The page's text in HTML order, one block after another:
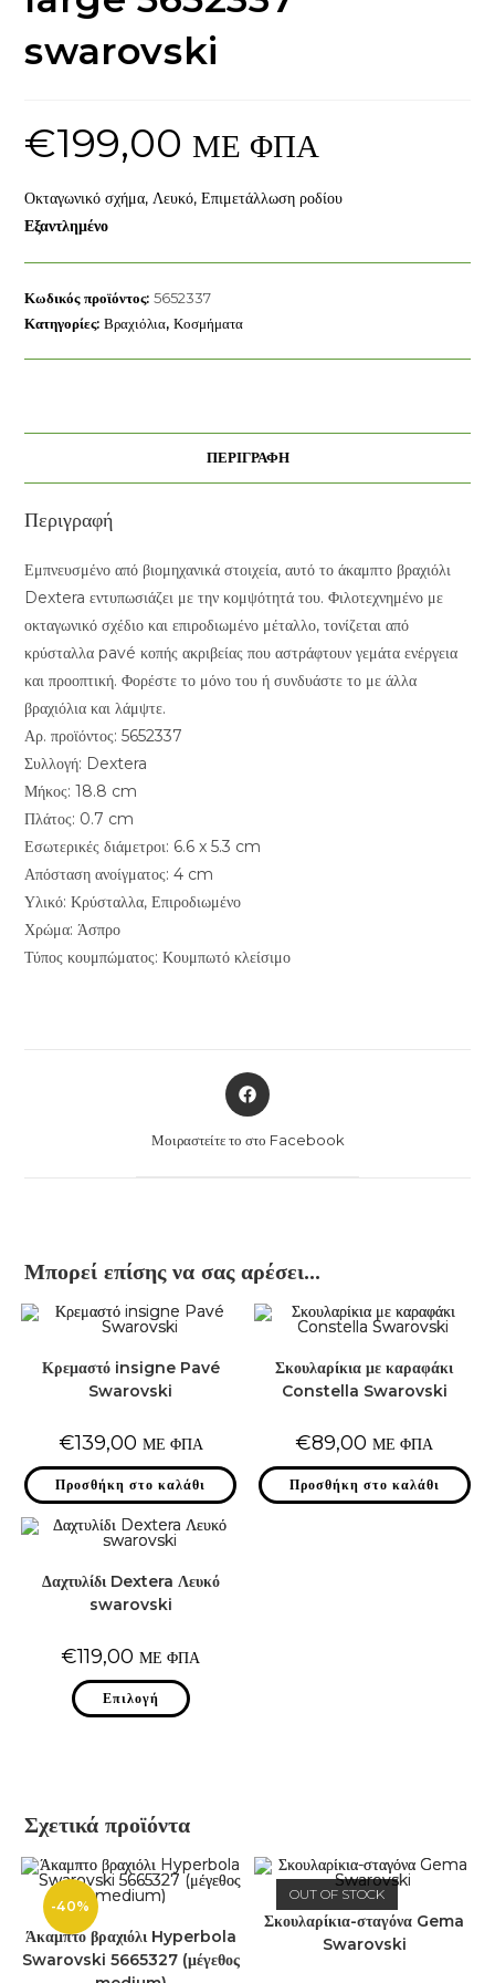
swarovski
€199,00 ΜΕ ΦΠΑ
Οκταγωνικό σχήμα, Λευκό, Επιμετάλλωση ροδίου
Εξαντλημένο
Κωδικός προϊόντος:5652337
Κατηγορίες:Βραχιόλια,Κοσμήματα
ΠΕΡΙΓΡΑΦΉ
Περιγραφή
Εμπνευσμένο από βιομηχανικά στοιχεία, αυτό το άκαμπτο βραχιόλι
Dextera εντυπωσιάζει με την κομψότητά του. Φιλοτεχνημένο με
οκταγωνικό σχέδιο και επιροδιωμένο μέταλλο, τονίζεται από
κρύσταλλα pavé κοπής ακριβείας που αστράφτουν γεμάτα ενέργεια
και προοπτική. Φορέστε το μόνο του ή συνδυάστε το με άλλα
βραχιόλια και λάμψτε.
Αρ. προϊόντος: 5652337
Συλλογή: Dextera
Μήκος: 18.8 cm
Πλάτος: 0.7 cm
Εσωτερικές διάμετροι: 6.6 x 5.3 cm
Απόσταση ανοίγματος: 4 cm
Υλικό: Κρύσταλλα, Επιροδιωμένο
Χρώμα: Άσπρο
Τύπος κουμπώματος: Κουμπωτό κλείσιμο
Opens
in
new
Μοιραστείτε το στο Facebook
Μπορεί επίσης να σας αρέσει…
Κρεμαστό insigne Pavé
Swarovski
€139,00 ΜΕ ΦΠΑ
Προσθήκη στο καλάθι
Σκουλαρίκια με καραφάκι
Constella Swarovski
€89,00 ΜΕ ΦΠΑ
Προσθήκη στο καλάθι
Δαχτυλίδι Dextera Λευκό
swarovski
€119,00 ΜΕ ΦΠΑ
Επιλογή
Αυτό
το
να
στη
σελίδα
του
Σχετικά προϊόντα
-40%
Άκαμπτο βραχιόλι Hyperbola
Swarovski 5665327 (μέγεθος
OUT OF STOCK
Σκουλαρίκια-σταγόνα Gema
Swarovski